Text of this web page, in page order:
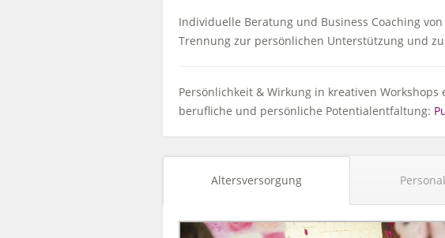
Individuelle Beratung und Business Coaching
Trennung zur persönlichen Unterstützung und
Persönlichkeit & Wirkung in kreativen
berufliche und persönliche Potentialentfaltung:
Altersversorgung